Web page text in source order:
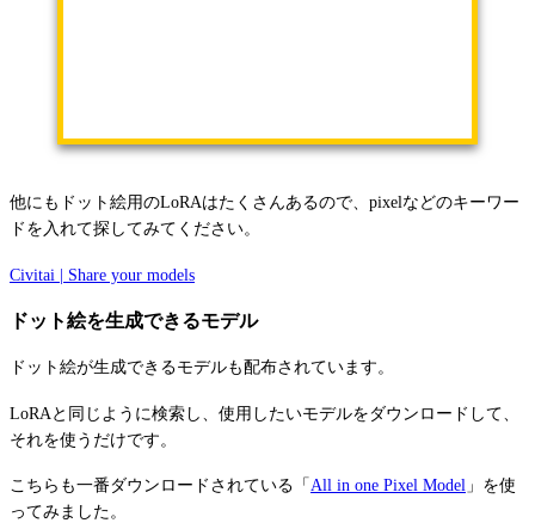
他にもドット絵用のLoRAはたくさんあるので、pixelなどのキーワー
ドを入れて探してみてください。
Civitai | Share your models
ドット絵を生成できるモデル
ドット絵が生成できるモデルも配布されています。
LoRAと同じように検索し、使用したいモデルをダウンロードして、
それを使うだけです。
こちらも一番ダウンロードされている「 All in one Pixel Model 」を使
ってみました。